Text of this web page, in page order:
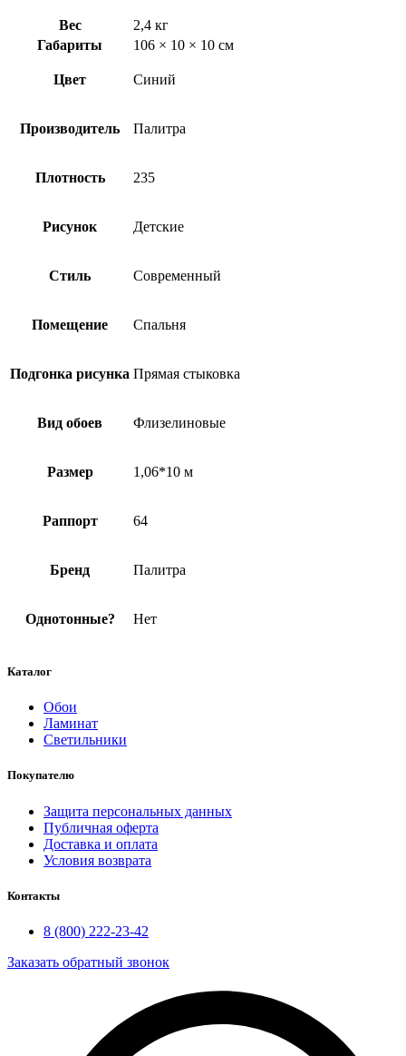
Вес
2,4 кг
Габариты
106 × 10 × 10 см
Цвет Синий
Производитель Палитра
Плотность 235
Рисунок Детские
Стиль Современный
Помещение Спальня
Подгонка рисунка Прямая стыковка
Вид обоев Флизелиновые
Размер 1,06*10 м
Раппорт 64
Бренд Палитра
Однотонные? Нет
Каталог
Обои
Ламинат
Светильники
Покупателю
Защита персональных данных
Публичная оферта
Доставка и оплата
Условия возврата
Контакты
8 (800) 222-23-42
Заказать обратный звонок